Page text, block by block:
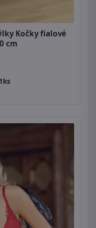
Kočky fialové
cm
1ks